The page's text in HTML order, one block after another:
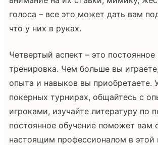
голоса – все это может дать вам
что у них в руках.
Четвертый аспект – это постоянное
тренировка. Чем больше вы
опыта и навыков вы приобретаете.
покерных турнирах, общайтесь с
игроками, изучайте литературу по
постоянное обучение поможет вам
настоящим профессионалом в этой